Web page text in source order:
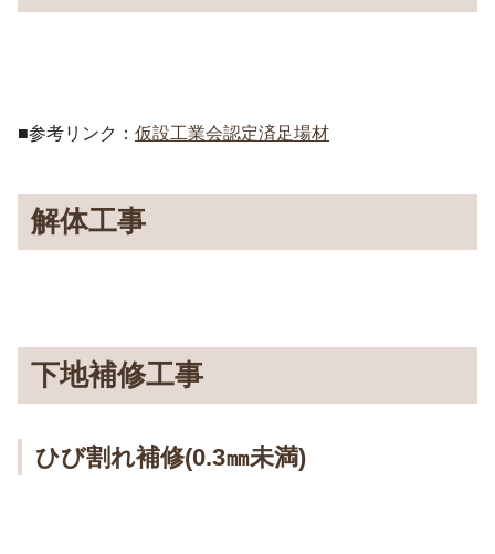
■参考リンク： 仮設工業会認定済足場材
解体工事
下地補修工事
ひび割れ補修(0.3㎜未満)